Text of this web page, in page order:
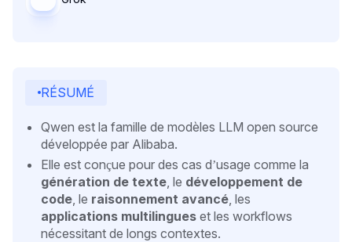
RÉSUMÉ
Qwen est la famille de modèles LLM open source
développée par Alibaba.
Elle est conçue pour des cas d’usage comme la
génération de texte , le développement de
code , le raisonnement avancé , les
applications multilingues et les workflows
nécessitant de longs contextes.